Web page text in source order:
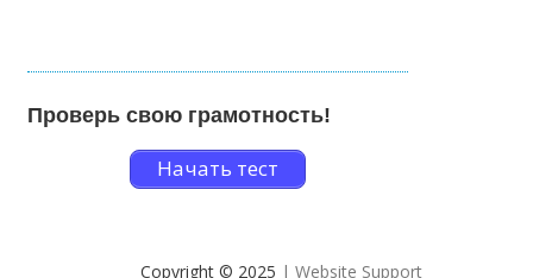
Проверь свою грамотность!
Начать тест
Copyright © 2025 | Website Support